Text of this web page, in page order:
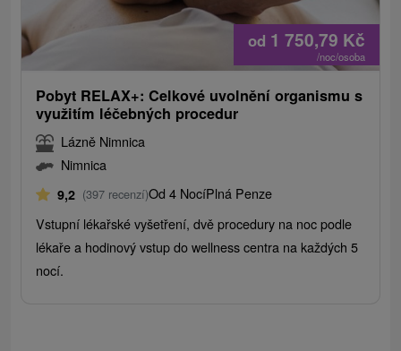
od 1 750,79 Kč
/noc/osoba
Pobyt RELAX+: Celkové uvolnění organismu s
využitím léčebných procedur
Lázně Nimnica
Nimnica
9,2 (397 recenzí)Od 4 NocíPlná Penze
Vstupní lékařské vyšetření, dvě procedury na noc podle
lékaře a hodinový vstup do wellness centra na každých 5
nocí.